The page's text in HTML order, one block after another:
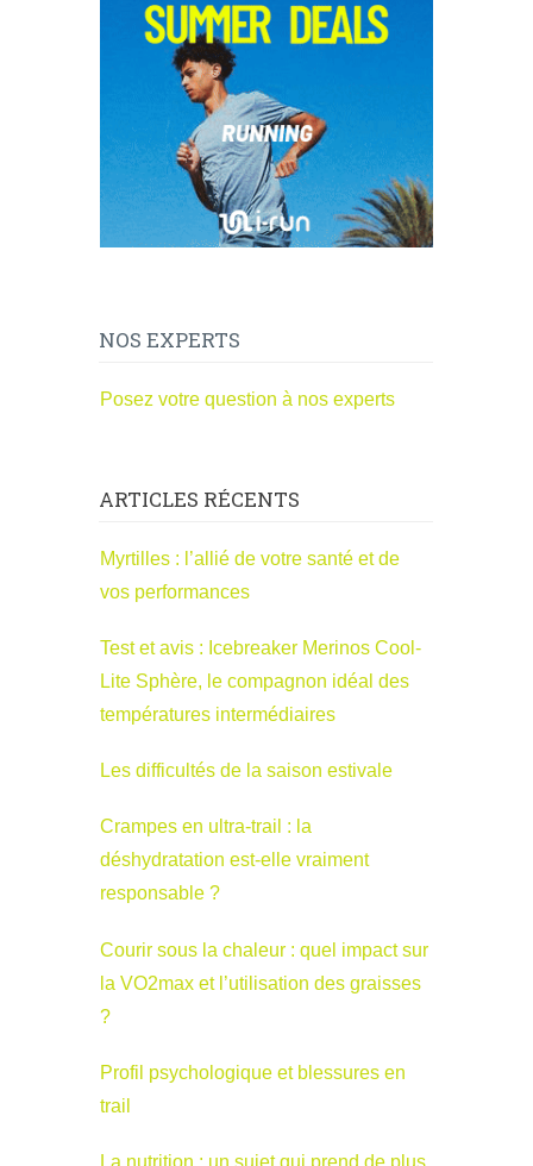
NOS EXPERTS
Posez votre question à nos experts
ARTICLES RÉCENTS
Myrtilles : l’allié de votre santé et de
vos performances
Test et avis : Icebreaker Merinos Cool-
Lite Sphère, le compagnon idéal des
températures intermédiaires
Les difficultés de la saison estivale
Crampes en ultra-trail : la
déshydratation est-elle vraiment
responsable ?
Courir sous la chaleur : quel impact sur
la VO2max et l’utilisation des graisses
?
Profil psychologique et blessures en
trail
La nutrition : un sujet qui prend de plus